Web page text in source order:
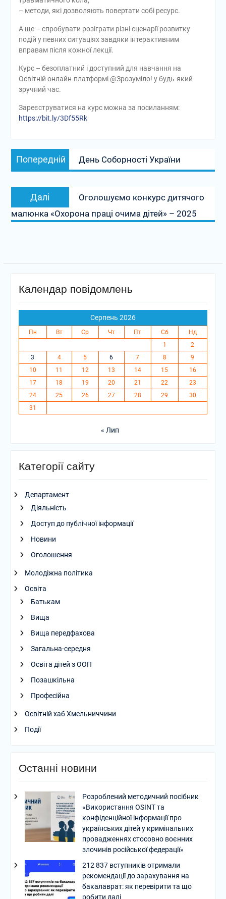
– методи, які дозволяють повертати собі ресурс.
А ще – спробувати розіграти різні сценарії розвитку
подій у певних ситуаціях завдяки інтерактивним
вправам після кожної лекції.
Курс – безоплатний і доступний для навчання на
Освітній онлайн-платформі @Зрозуміло! у будь-який
зручний час.
Зареєструватися на курс можна за посиланням:
https://bit.ly/3Df55Rk
Навігація
записів
Попередній
Попередній
запис:
День Соборності України
Далі
запис:
Оголошуємо конкурс дитячого
малюнка «Охорона праці очима дітей» – 2025
Календар повідомлень
Серпень 2026
Пн Вт Ср Чт Пт Сб
Нд
1
2
3
4 5 6 7 8
9
10
11 12 13 14 15
16
17
18 19 20 21 22
23
24
25 26 27 28 29
30
31
« Лип
Категорії сайту
Департамент
Діяльність
Доступ до публічної інформації
Новини
Оголошення
Молодіжна політика
Освіта
Батькам
Вища
Вища передфахова
Загальна-середня
Освіта дітей з ООП
Позашкільна
Професійна
Освітній хаб Хмельниччини
Події
Останні новини
Розроблений методичний посібник
«Використання OSINT та
конфіденційної інформації про
українських дітей у кримінальних
провадженнях стосовно воєнних
злочинів російської федерації»
212 837 вступників отримали
рекомендації до зарахування на
бакалаврат: як перевірити та що
робити далі